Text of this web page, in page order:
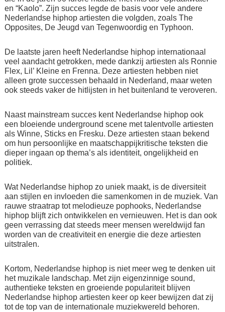
en “Kaolo”. Zijn succes legde de basis voor vele andere
Nederlandse hiphop artiesten die volgden, zoals The
Opposites, De Jeugd van Tegenwoordig en Typhoon.
De laatste jaren heeft Nederlandse hiphop internationaal
veel aandacht getrokken, mede dankzij artiesten als Ronnie
Flex, Lil’ Kleine en Frenna. Deze artiesten hebben niet
alleen grote successen behaald in Nederland, maar weten
ook steeds vaker de hitlijsten in het buitenland te veroveren.
Naast mainstream succes kent Nederlandse hiphop ook
een bloeiende underground scene met talentvolle artiesten
als Winne, Sticks en Fresku. Deze artiesten staan bekend
om hun persoonlijke en maatschappijkritische teksten die
dieper ingaan op thema’s als identiteit, ongelijkheid en
politiek.
Wat Nederlandse hiphop zo uniek maakt, is de diversiteit
aan stijlen en invloeden die samenkomen in de muziek. Van
rauwe straatrap tot melodieuze pophooks, Nederlandse
hiphop blijft zich ontwikkelen en vernieuwen. Het is dan ook
geen verrassing dat steeds meer mensen wereldwijd fan
worden van de creativiteit en energie die deze artiesten
uitstralen.
Kortom, Nederlandse hiphop is niet meer weg te denken uit
het muzikale landschap. Met zijn eigenzinnige sound,
authentieke teksten en groeiende populariteit blijven
Nederlandse hiphop artiesten keer op keer bewijzen dat zij
tot de top van de internationale muziekwereld behoren.